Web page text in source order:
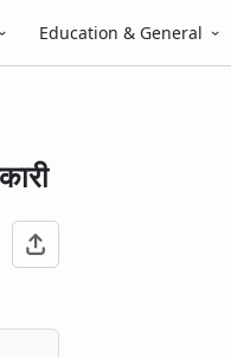
Education & General